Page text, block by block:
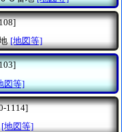
[地図等]
図等]
1114]
[地図等]